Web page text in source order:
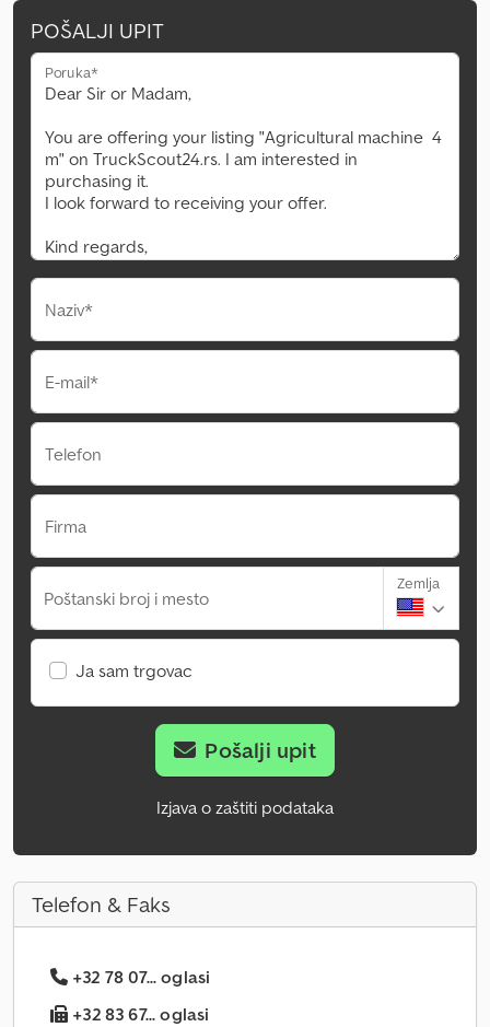
POŠALJI UPIT
Poruka*
Naziv*
E-mail*
Telefon
Firma
Poštanski broj i mesto
Zemlja
Ja sam trgovac
Pošalji upit
Izjava o zaštiti podataka
Telefon & Faks
+32 78 07... oglasi
+32 83 67... oglasi